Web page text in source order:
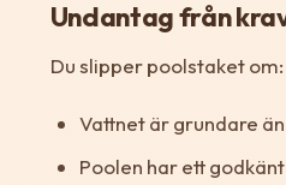
Undantag från
Du slipper poolstaket om:
Vattnet är grundare
Poolen har ett